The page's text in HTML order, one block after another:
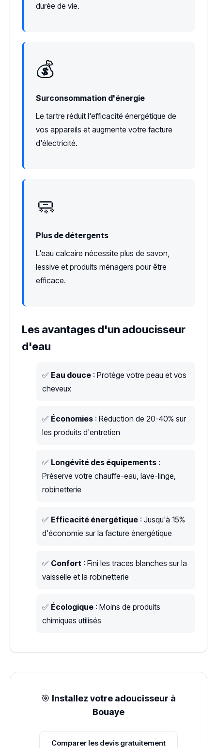
durée de vie.
💰
Surconsommation d'énergie
Le tartre réduit l'efficacité énergétique de
vos appareils et augmente votre facture
d'électricité.
🧼
Plus de détergents
L'eau calcaire nécessite plus de savon,
lessive et produits ménagers pour être
efficace.
Les avantages d'un adoucisseur
d'eau
✅ Eau douce : Protège votre peau et vos
cheveux
✅ Économies : Réduction de 20-40% sur
les produits d'entretien
✅ Longévité des équipements :
Préserve votre chauffe-eau, lave-linge,
robinetterie
✅ Efficacité énergétique : Jusqu'à 15%
d'économie sur la facture énergétique
✅ Confort : Fini les traces blanches sur la
vaisselle et la robinetterie
✅ Écologique : Moins de produits
chimiques utilisés
🎯 Installez votre adoucisseur à
Bouaye
Comparer les devis gratuitement